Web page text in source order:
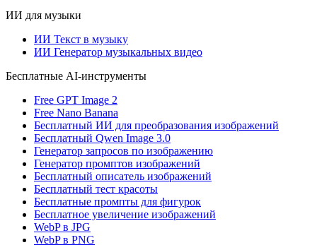
ИИ для музыки
ИИ Текст в музыку
ИИ Генератор музыкальных видео
Бесплатные AI-инструменты
Free GPT Image 2
Free Nano Banana
Бесплатный ИИ для преобразования изображений
Бесплатный Qwen Image 3.0
Генератор запросов по изображению
Генератор промптов изображений
Бесплатный описатель изображений
Бесплатный тест красоты
Бесплатные промпты для фигурок
Бесплатное увеличение изображений
WebP в JPG
WebP в PNG